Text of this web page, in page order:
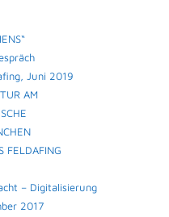
Juni 2019
AM
FELDAFING
– Digitalisierung
2017